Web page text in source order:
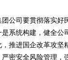
司要贯彻落实好
系统构建，健全
推进国企改革攻坚
密安全风险管理，